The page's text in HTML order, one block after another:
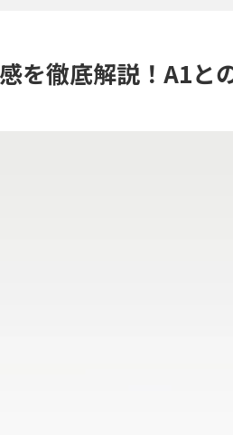
を徹底解説！A1と